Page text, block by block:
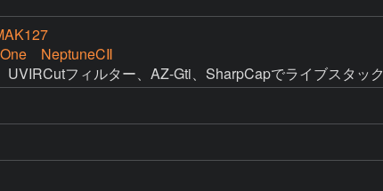
NeptuneCⅡ
UVIRCutフィルター、AZ-Gti、SharpCapでライブスタック